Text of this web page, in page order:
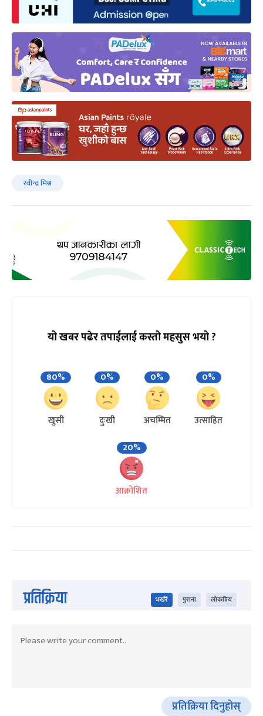
रवीन्द्र मिश्र
यो खबर पढेर तपाईलाई कस्तो महसुस भयो ?
80%
खुसी
0%
दुःखी
0%
अचम्मित
0%
उत्साहित
20%
आक्रोशित
प्रतिक्रिया भर्खरै पुराना लोकप्रिय
प्रतिक्रिया दिनुहोस्